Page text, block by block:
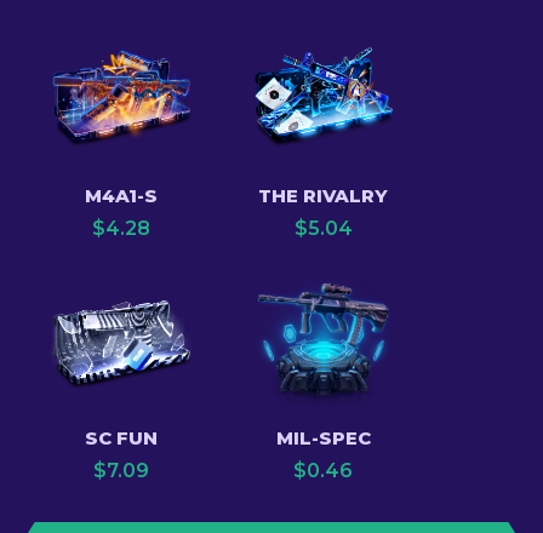
M4A1-S
$4.28
THE RIVALRY
$5.04
SC FUN
$7.09
MIL-SPEC
$0.46